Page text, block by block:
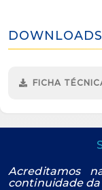
DOWNLOADS
FICHA
Acreditamos
continuidade da